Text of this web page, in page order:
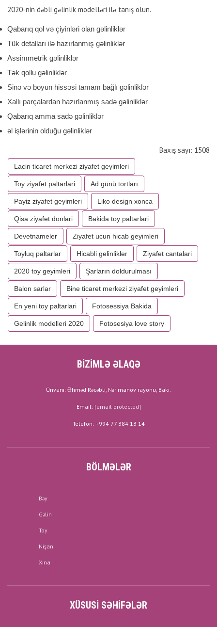
2020-nin dəbli gəlinlik modelləri ilə tanış olun.
Qabarıq qol və çiyinləri olan gəlinliklər
Tük detalları ilə hazırlanmış gəlinliklər
Assimmetrik gəlinliklər
Tək qollu gəlinliklər
Sinə və boyun hissəsi tamam bağlı gəlinliklər
Xallı parçalardan hazırlanmış sadə gəlinliklər
Qabarıq amma sadə gəlinliklər
əl işlərinin olduğu gəlinliklər
Baxış sayı: 1508
Lacin ticaret merkezi ziyafet geyimleri
Toy ziyafet paltarlari Ad günü tortları
Payiz ziyafet geyimleri Liko design xonca
Qisa ziyafet donlari Bakida toy paltarlari
Devetnameler Ziyafet ucun hicab geyimleri
Toyluq paltarlar Hicabli gelinlikler Ziyafet cantalari
2020 toy geyimleri Şarların doldurulması
Balon sarlar Bine ticaret merkezi ziyafet geyimleri
En yeni toy paltarlari Fotosessiya Bakida
Gelinlik modelleri 2020 Fotosesiya love story
BİZİMLƏ ƏLAQƏ
Ünvanı: Əhməd Rəcəbli, Nərimanov rayonu, Bakı.
Email: [email protected]
Telefon: +994 77 384 13 14
BÖLMƏLƏR
Bəy
Gəlin
Toy
Nişan
Xına
XÜSUSI SƏHIFƏLƏR